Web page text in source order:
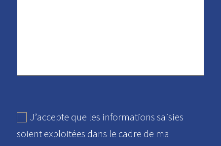
J’accepte que les informations saisies
soient exploitées dans le cadre de ma